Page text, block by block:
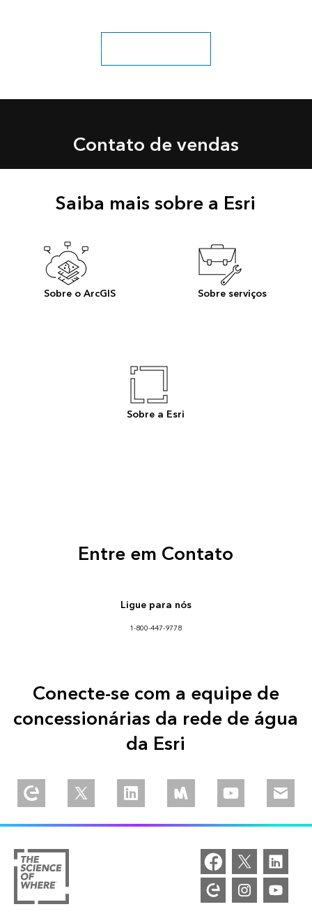
Descubra mais soluções
Contato de vendas
Saiba mais sobre a Esri
Sobre o ArcGIS Sobre serviços
Sobre a Esri
Entre em Contato
Ligue para nós
1-800-447-9778
Conecte-se com a equipe de
concessionárias da rede de água
da Esri
Explore our Esri Community
Follow us on TwitterJoin us on LinkedinJoin is on MeetupWatch our videos
Email